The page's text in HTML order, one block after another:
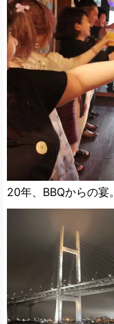
20年、BBQからの宴